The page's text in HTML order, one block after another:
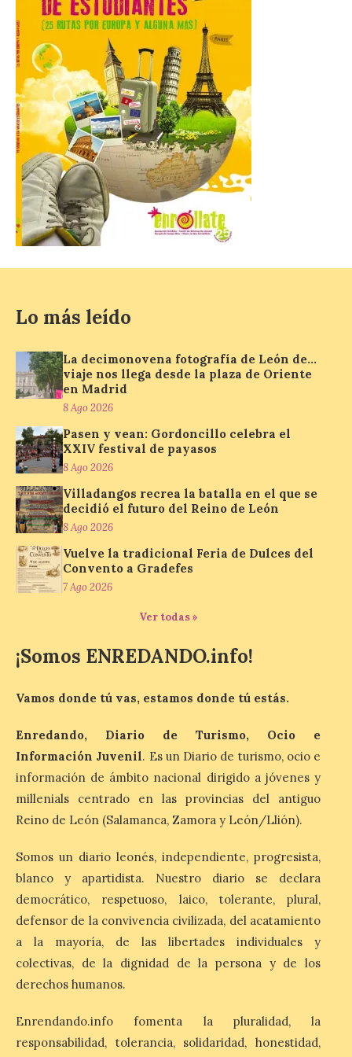
que más preocupaban y
fascinaban a este autor de talla
internacional como las múltiples técnicas
que usó y sus sólidos vínculos con la
Montaña Occidental. […]
Más de 10.000 personas
han visitado las
exposiciones ‘Alma de
América. Arte y mito
precolombino’ y ‘Mundus
Novus’ en la Sala de San
Eloy
8 Ago 2026
podrán visitar hasta el 30
de agosto y la entrada es
apertura es de martes a
domingo, de 11:30 a 13:30 horas y de 18:00
a 21:00 horas. La Sala de San Eloy […]
Pasen y vean: Gordoncillo
celebra el XXIV festival de
payasos
8 Ago 2026
La información en la web
del Ayuntamiento sobre
este evento es del año
2022 y la de su página de
apuesta cultural que en las últimas
Villadangos recrea la
decidió el futuro del Reino
de León
8 Ago 2026
Una de las novedades de
de Villadangos es el plato
principal del Menú, un
cordero asado al fuego y
las brasas in situ durante 5 horas. . Los
días 7, 8 y 9 de este […]
Vuelve la tradicional Feria
de Dulces del Convento a
7 Ago 2026
Lo más leído
La decimonovena fotografía de León de…
viaje nos llega desde la plaza de Oriente
en Madrid
8 Ago 2026
Pasen y vean: Gordoncillo celebra el
XXIV festival de payasos
8 Ago 2026
Villadangos recrea la batalla en el que se
decidió el futuro del Reino de León
8 Ago 2026
Vuelve la tradicional Feria de Dulces del
Convento a Gradefes
7 Ago 2026
Ver todas »
¡Somos ENREDANDO.info!
Vamos donde tú vas, estamos donde tú estás.
Enredando, Diario de Turismo, Ocio e
Información Juvenil. Es un Diario de turismo, ocio e
información de ámbito nacional dirigido a jóvenes y
millenials centrado en las provincias del antiguo
Reino de León (Salamanca, Zamora y León/Llión).
Somos un diario leonés, independiente, progresista,
blanco y apartidista. Nuestro diario se declara
democrático, respetuoso, laico, tolerante, plural,
defensor de la convivencia civilizada, del acatamiento
a la mayoría, de las libertades individuales y
colectivas, de la dignidad de la persona y de los
derechos humanos.
Enrendando.info fomenta la pluralidad, la
responsabilidad, tolerancia, solidaridad, honestidad,